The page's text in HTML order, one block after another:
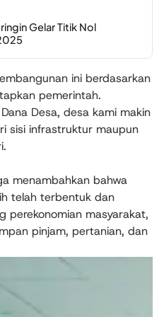
Gelar Titik Nol
ini berdasarkan
pemerintah.
Desa, desa kami makin
sisi infrastruktur maupun
menambahkan bahwa
telah terbentuk dan
perekonomian masyarakat,
pinjam, pertanian, dan